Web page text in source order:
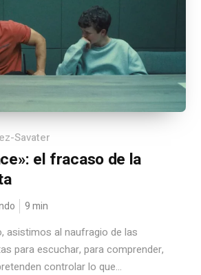
Savater
el fracaso de la
9 min
asistimos al naufragio de las
para escuchar, para comprender,
controlar lo que...